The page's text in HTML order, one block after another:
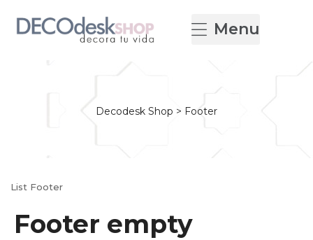
Menu
Decodesk Shop > Footer
List Footer
Footer empty